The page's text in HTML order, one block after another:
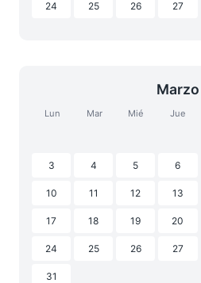
24 25 26 27
Marzo
Lun Mar Mié Jue
3 4 5 6
10 11 12 13
17 18 19 20
24 25 26 27
31